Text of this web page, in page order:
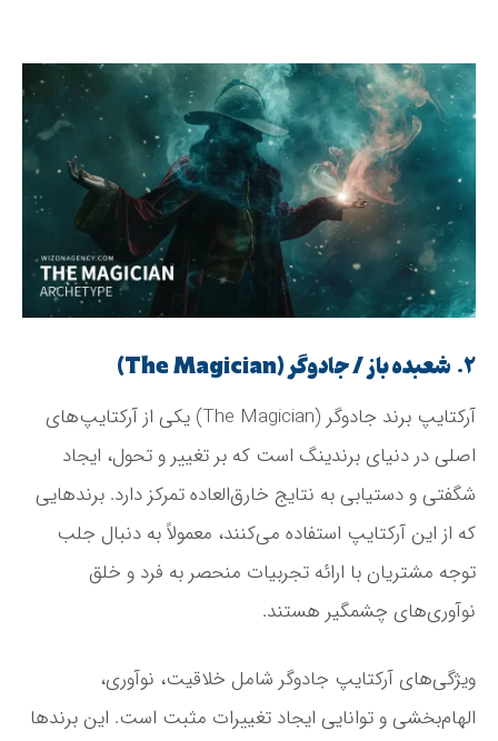
۲. شعبده باز / جادوگر (The Magician)
آرکتایپ برند جادوگر (The Magician) یکی از آرکتایپ‌های
اصلی در دنیای برندینگ است که بر تغییر و تحول، ایجاد
شگفتی و دستیابی به نتایج خارق‌العاده تمرکز دارد. برندهایی
که از این آرکتایپ استفاده می‌کنند، معمولاً به دنبال جلب
توجه مشتریان با ارائه تجربیات منحصر به فرد و خلق
نوآوری‌های چشمگیر هستند.
ویژگی‌های آرکتایپ جادوگر شامل خلاقیت، نوآوری،
الهام‌بخشی و توانایی ایجاد تغییرات مثبت است. این برندها